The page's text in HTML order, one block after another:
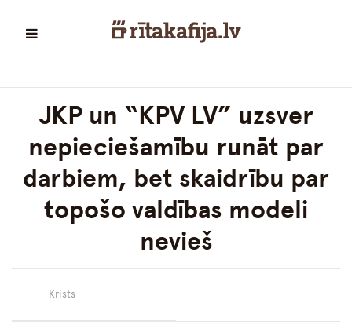
JKP un “KPV LV” uzsver
nepieciešamību runāt par
darbiem, bet skaidrību par
topošo valdības modeli
nevieš
Krists